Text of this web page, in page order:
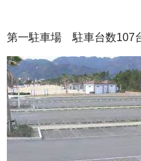
第一駐車場 駐車台数107